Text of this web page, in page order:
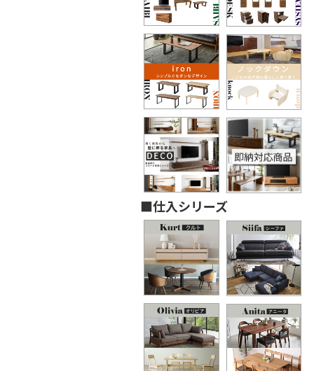
■仕入シリーズ